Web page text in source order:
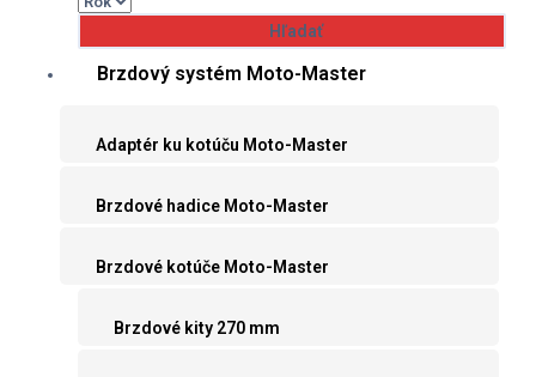
Brzdový systém Moto-Master
Adaptér ku kotúču Moto-Master
Brzdové hadice Moto-Master
Brzdové kotúče Moto-Master
Brzdové kity 270 mm